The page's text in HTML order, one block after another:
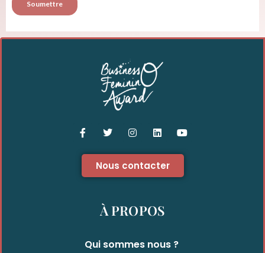
Nous contacter
À PROPOS
Qui sommes nous ?